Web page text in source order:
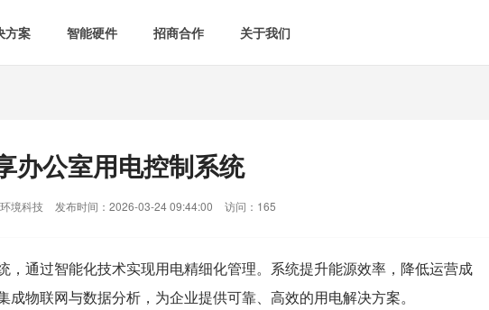
方案
 空气监测方案  智慧用电方案
 智慧场景建设
智能硬件

[list:subtitle]
招商合作 关于我们
办公室用电控制系统
境科技 发布时间：2026-03-24 09:44:00 访问：165
，通过智能化技术实现用电精细化管理。系统提升能源效率，降低运营成
物联网与数据分析，为企业提供可靠、高效的用电解决方案。